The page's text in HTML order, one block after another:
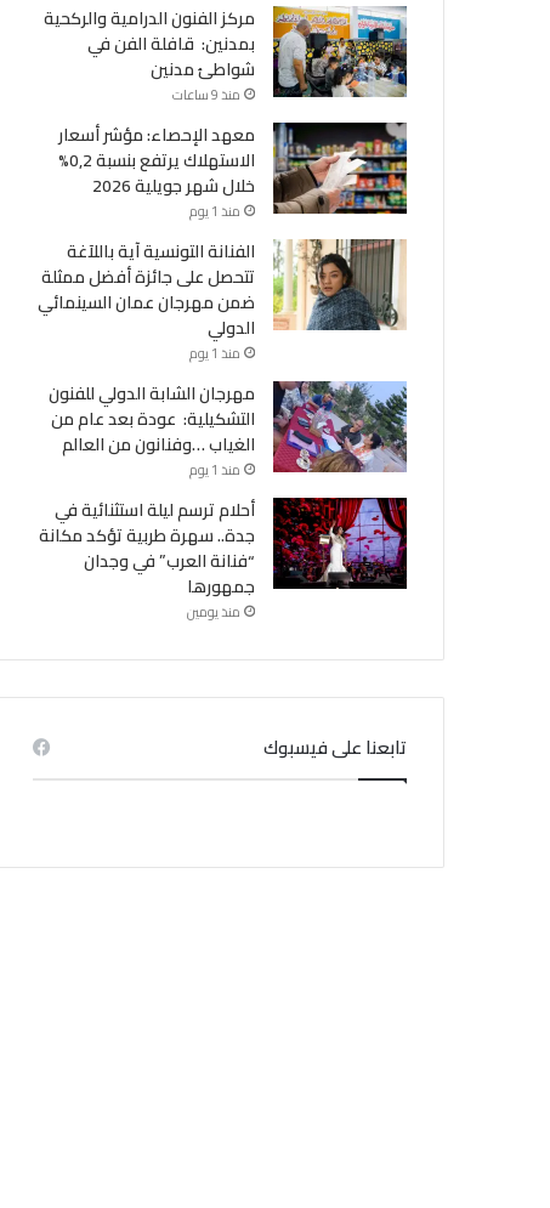
مركز الفنون الدرامية والركحية
بمدنين: قافلة الفن في
شواطئ مدنين
منذ 9 ساعات
معهد الإحصاء: مؤشر أسعار
الاستهلاك يرتفع بنسبة 0,2%
خلال شهر جويلية 2026
منذ 1 يوم
الفنانة التونسية آية باللآغة
تتحصل على جائزة أفضل ممثلة
ضمن مهرجان عمان السينمائي
الدولي
منذ 1 يوم
مهرجان الشابة الدولي للفنون
التشكيلية: عودة بعد عام من
الغياب …وفنانون من العالم
منذ 1 يوم
أحلام ترسم ليلة استثنائية في
جدة.. سهرة طربية تؤكد مكانة
“فنانة العرب” في وجدان
جمهورها
منذ يومين
تابعنا على فيسبوك